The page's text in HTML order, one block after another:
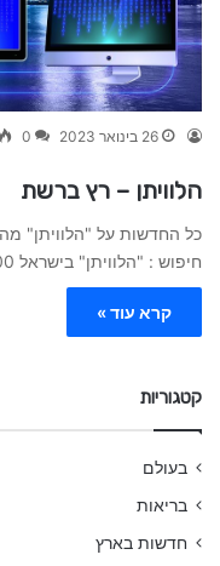
26 בינואר 2023 0
הלוויתן – רץ ברשת
כל החדשות על "הלוויתן" מה
חיפוש : "הלוויתן" בישראל 1,000+ (חיפושים) מָקוֹר תאור…
קרא עוד »
קטגוריות
בעולם
בריאות
חדשות בארץ